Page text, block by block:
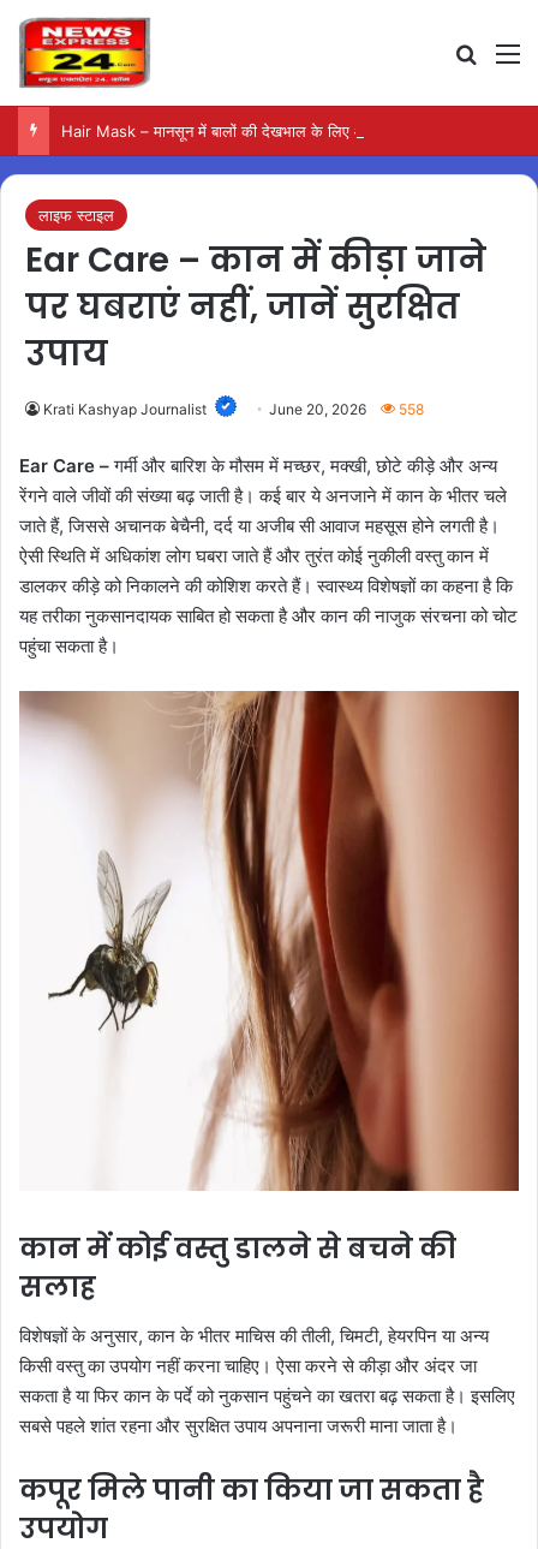
Hair Mask – मानसून में बालों की देखभाल के लिए आजमाएं अंडे का मास्क
लाइफ स्टाइल
Ear Care – कान में कीड़ा जाने
पर घबराएं नहीं, जानें सुरक्षित
उपाय
Krati Kashyap Journalist June 20, 2026 558
Ear Care –गर्मी और बारिश के मौसम में मच्छर, मक्खी, छोटे कीड़े और अन्य
रेंगने वाले जीवों की संख्या बढ़ जाती है। कई बार ये अनजाने में कान के भीतर चले
जाते हैं, जिससे अचानक बेचैनी, दर्द या अजीब सी आवाज महसूस होने लगती है।
ऐसी स्थिति में अधिकांश लोग घबरा जाते हैं और तुरंत कोई नुकीली वस्तु कान में
डालकर कीड़े को निकालने की कोशिश करते हैं। स्वास्थ्य विशेषज्ञों का कहना है कि
यह तरीका नुकसानदायक साबित हो सकता है और कान की नाजुक संरचना को चोट
पहुंचा सकता है।
कान में कोई वस्तु डालने से बचने की
सलाह
विशेषज्ञों के अनुसार, कान के भीतर माचिस की तीली, चिमटी, हेयरपिन या अन्य
किसी वस्तु का उपयोग नहीं करना चाहिए। ऐसा करने से कीड़ा और अंदर जा
सकता है या फिर कान के पर्दे को नुकसान पहुंचने का खतरा बढ़ सकता है। इसलिए
सबसे पहले शांत रहना और सुरक्षित उपाय अपनाना जरूरी माना जाता है।
कपूर मिले पानी का किया जा सकता है
उपयोग